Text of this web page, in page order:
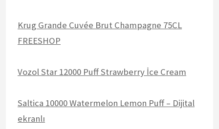
Krug Grande Cuvée Brut Champagne 75CL
FREESHOP
Vozol Star 12000 Puff Strawberry İce Cream
Saltica 10000 Watermelon Lemon Puff – Dijital
ekranlı